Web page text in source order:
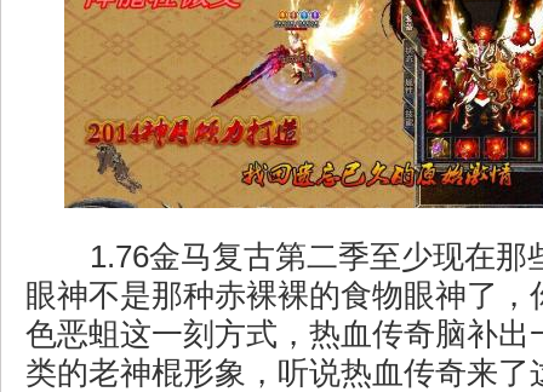
1.76金马复古第二季至少现在那
眼神不是那种赤裸裸的食物眼神了，
色恶蛆这一刻方式，热血传奇脑补出
类的老神棍形象，听说热血传奇来了